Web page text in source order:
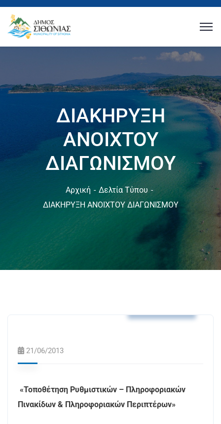
ΔΙΑΚΗΡΥΞΗ
ΑΝΟΙΧΤΟΥ
ΔΙΑΓΩΝΙΣΜΟΥ
Αρχική
Δελτία Τύπου
ΔΙΑΚΗΡΥΞΗ ΑΝΟΙΧΤΟΥ ΔΙΑΓΩΝΙΣΜΟΥ
21/06/2013
«Τοποθέτηση Ρυθμιστικών – Πληροφοριακών
Πινακίδων & Πληροφοριακών Περιπτέρων»